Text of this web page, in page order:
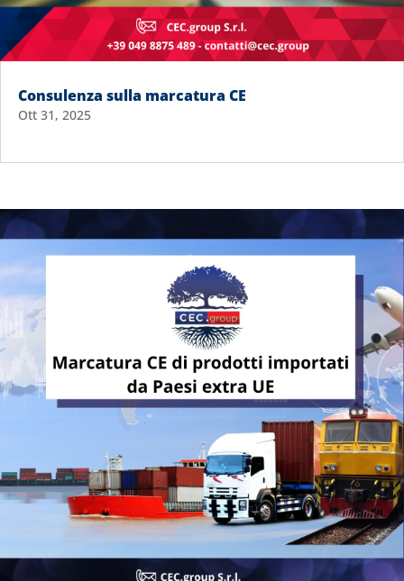
Consulenza sulla marcatura CE
Ott 31, 2025